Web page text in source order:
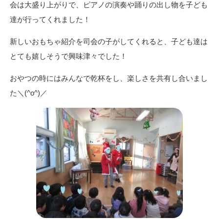
会は大盛り上がりで、ピアノの演奏や踊りの出し物を子ども
達が行ってくれました！
新しいおもちゃ紹介を司会の子がしてくれると、子ども達は
とても嬉しそうで興味津々でした！
おやつの時にはみんなで乾杯をし、楽しさを共有し合いまし
た＼(^o^)／